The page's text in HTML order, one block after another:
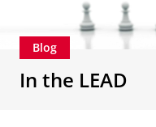
Blog
In the LEAD